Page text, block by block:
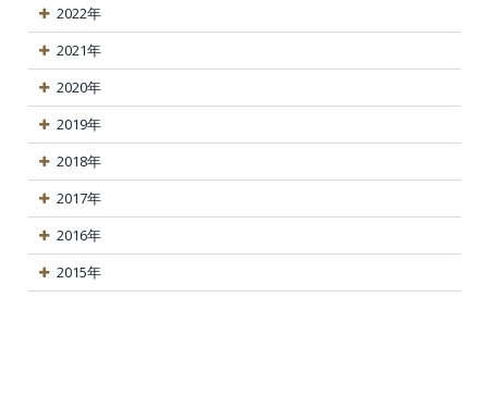
2022年
2021年
2020年
2019年
2018年
2017年
2016年
2015年